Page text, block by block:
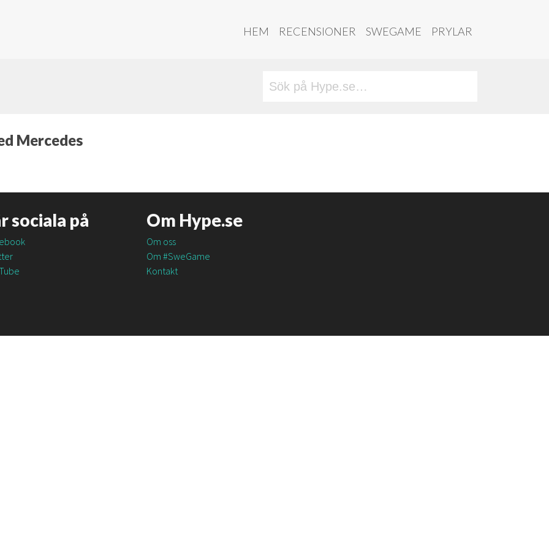
HEM RECENSIONER SWEGAME PRYLAR
Mercedes
sociala på Om Hype.se
Om oss
Om #SweGame
Kontakt